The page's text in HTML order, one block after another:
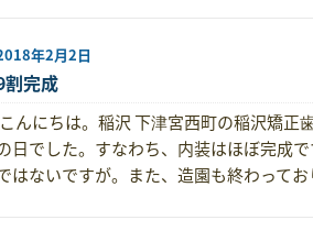
年2月2日
割完成
こんにちは。稲沢 下津宮西町の稲沢矯
日でした。すなわち、内装はほぼ完成
はないですが。また、造園も終わって